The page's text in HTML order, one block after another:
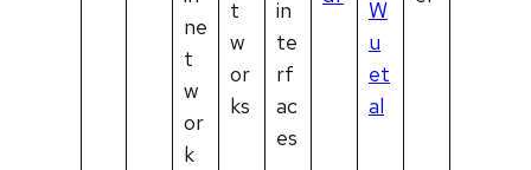
ne
t
w
or
k
t
w
or
ks
in
te
rf
ac
es
W
u
et
al